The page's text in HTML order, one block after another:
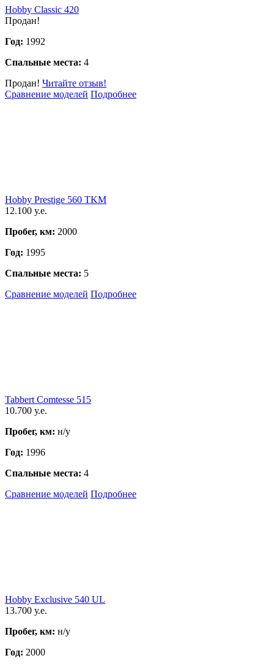
Hobby Classic 420
Продан!
Год: 1992
Спальные места: 4
Продан! Читайте отзыв!
Сравнение моделей Подробнее
Hobby Prestige 560 TKM
12.100 у.е.
Пробег, км: 2000
Год: 1995
Спальные места: 5
Сравнение моделей Подробнее
Tabbert Comtesse 515
10.700 у.е.
Пробег, км: н/у
Год: 1996
Спальные места: 4
Сравнение моделей Подробнее
Hobby Exclusive 540 UL
13.700 у.е.
Пробег, км: н/у
Год: 2000